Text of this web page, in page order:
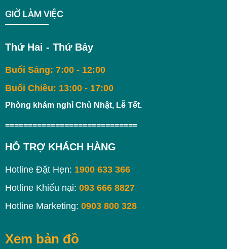
GIỜ LÀM VIỆC
Thứ Hai - Thứ Bảy
Buổi Sáng: 7:00 - 12:00
Buổi Chiều: 13:00 - 17:00
Phòng khám nghỉ Chủ Nhật, Lễ Tết.
=============================
HỖ TRỢ KHÁCH HÀNG
Hotline Đặt Hẹn: 1900 633 366
Hotline Khiếu nại: 093 666 8827
Hotline Marketing: 0903 800 328
Xem bản đồ